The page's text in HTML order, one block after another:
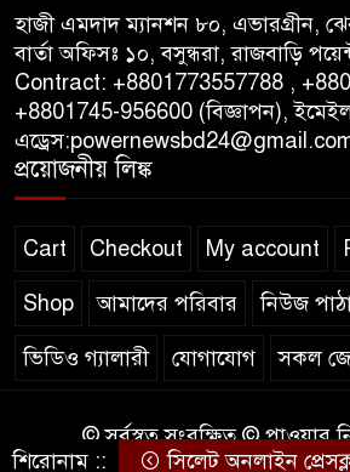
গণবিজ্ঞপ্তি
প্রেসক্লাবে
সমালোচনা
সিলেটে
হাজী এমদাদ ম্যানশন ৮০, এভারগ্রীন,
বার্তা অফিসঃ ১০, বসুন্ধরা, রাজবাড়ি
Contract: +8801773557788 ,
+8801745-956600 (বিজ্ঞাপন),
প্রয়োজনীয় লিঙ্ক
Cart Checkout My account
Shop আমাদের পরিবার নিউজ
ভিডিও গ্যালারী যোগাযোগ সকল
© সর্বস্বত্ব সংরক্ষিত © পাওয়ার
কারিগরি সহযোগিতায়ঃWEB
শিরোনাম :: সিলেট অনলাইন